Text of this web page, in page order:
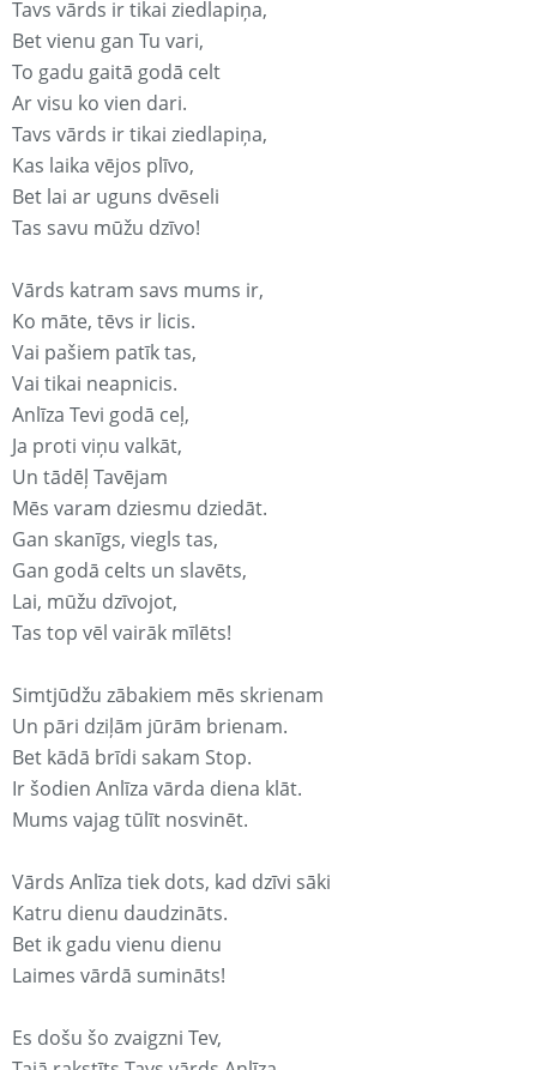
Tavs vārds ir tikai ziedlapiņa,
Bet vienu gan Tu vari,
To gadu gaitā godā celt
Ar visu ko vien dari.
Tavs vārds ir tikai ziedlapiņa,
Kas laika vējos plīvo,
Bet lai ar uguns dvēseli
Tas savu mūžu dzīvo!
Vārds katram savs mums ir,
Ko māte, tēvs ir licis.
Vai pašiem patīk tas,
Vai tikai neapnicis.
Anlīza Tevi godā ceļ,
Ja proti viņu valkāt,
Un tādēļ Tavējam
Mēs varam dziesmu dziedāt.
Gan skanīgs, viegls tas,
Gan godā celts un slavēts,
Lai, mūžu dzīvojot,
Tas top vēl vairāk mīlēts!
Simtjūdžu zābakiem mēs skrienam
Un pāri dziļām jūrām brienam.
Bet kādā brīdi sakam Stop.
Ir šodien Anlīza vārda diena klāt.
Mums vajag tūlīt nosvinēt.
Vārds Anlīza tiek dots, kad dzīvi sāki
Katru dienu daudzināts.
Bet ik gadu vienu dienu
Laimes vārdā sumināts!
Es došu šo zvaigzni Tev,